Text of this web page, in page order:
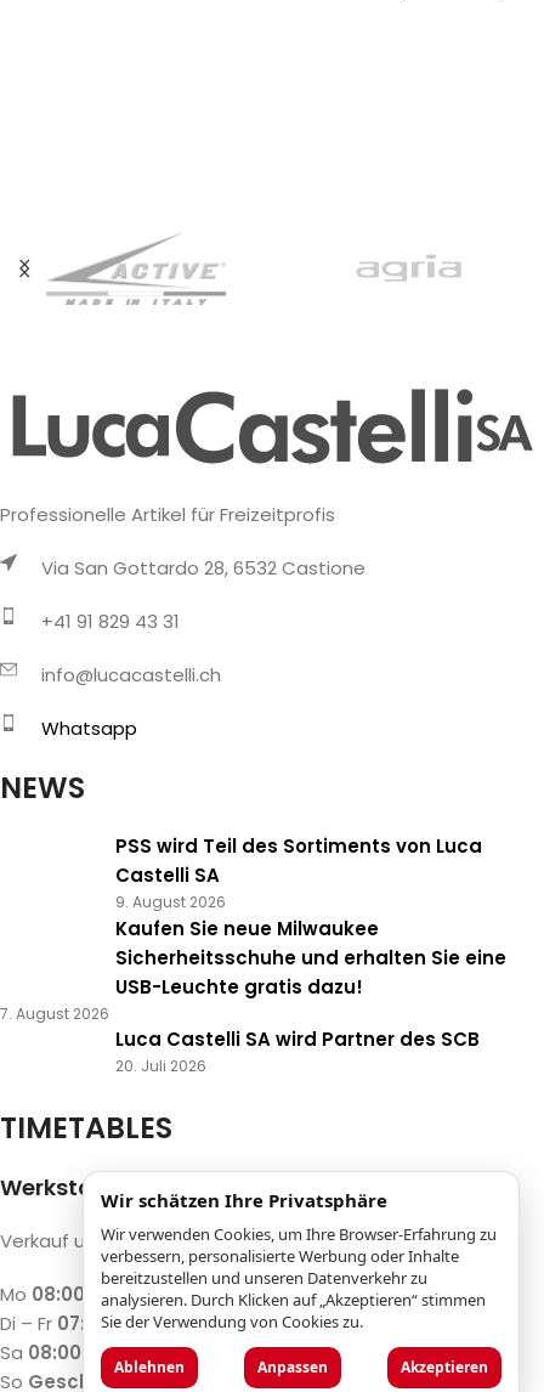
Professionelle Artikel für Freizeitprofis
Via San Gottardo 28, 6532 Castione
+41 91 829 43 31
info@lucacastelli.ch
Whatsapp
NEWS
PSS wird Teil des Sortiments von Luca
Castelli SA
9. August 2026
Kaufen Sie neue Milwaukee
Sicherheitsschuhe und erhalten Sie eine
USB-Leuchte gratis dazu!
7. August 2026
Luca Castelli SA wird Partner des SCB
20. Juli 2026
TIMETABLES
Werkstatt und Maschinenshop
Verkauf und Reparatur von Maschinen und Holz
Mo 08:00 – 12:00 / 13:00 – 17:00
Di – Fr 07:30 – 12:00 / 13:00 – 18:00
Sa 08:00 – 12:00 / 13:00 – 17:00
So Geschlossen
Wir schätzen Ihre Privatsphäre
Wir verwenden Cookies, um Ihre Browser-Erfahrung zu
verbessern, personalisierte Werbung oder Inhalte
bereitzustellen und unseren Datenverkehr zu
analysieren. Durch Klicken auf „Akzeptieren“ stimmen
Sie der Verwendung von Cookies zu.
Ablehnen Anpassen Akzeptieren